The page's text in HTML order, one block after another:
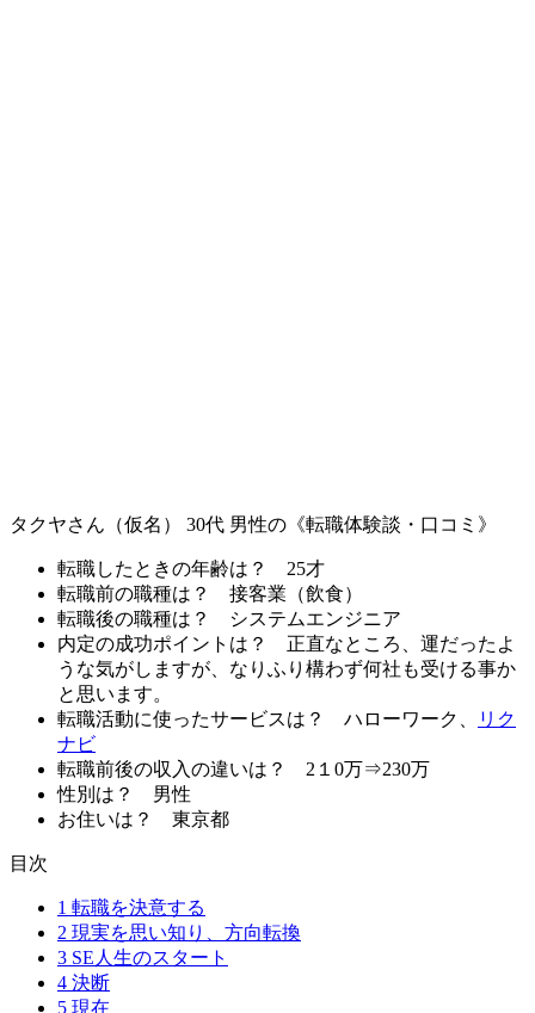
タクヤさん（仮名） 30代 男性の《転職体験談・口コミ》
転職したときの年齢は？ 25才
転職前の職種は？ 接客業（飲食）
転職後の職種は？
システムエンジニア
内定の成功ポイントは？ 正直なところ、運だったよ
うな気がしますが、なりふり構わず何社も受ける事か
と思います。
転職活動に使ったサービスは？ ハローワーク、
リク
ナビ
転職前後の収入の違いは？ 2１0万⇒230万
性別は？ 男性
お住いは？ 東京都
目次
1 転職を決意する
2 現実を思い知り、方向転換
3 SE人生のスタート
4 決断
5 現在